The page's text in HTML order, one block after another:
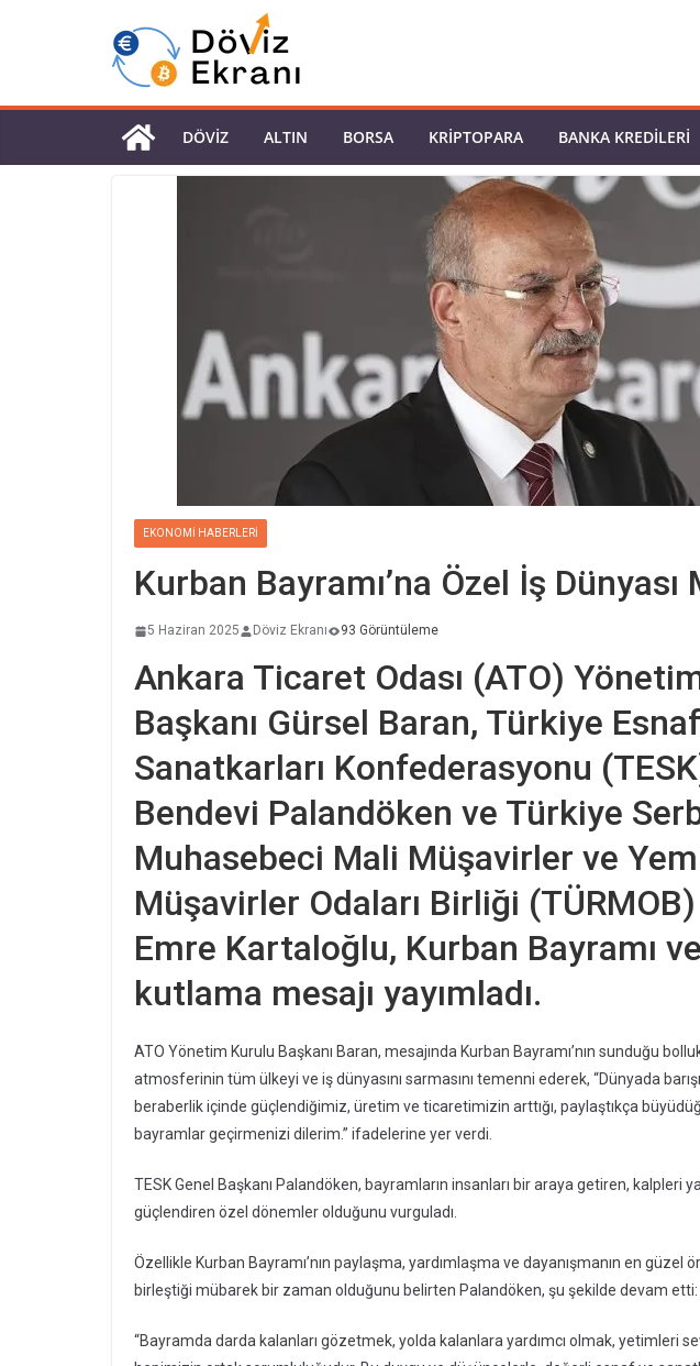
DÖVIZ ALTIN BORSA KRIPTOPARA BANKA KREDILERI
EKONOMI HABERLERI
Kurban Bayramı’na Özel İş Dünyası
5 Haziran 2025 Döviz Ekranı 93 Görüntüleme
Ankara Ticaret Odası (ATO)
Başkanı Gürsel Baran, Türkiye
Sanatkarları Konfederasyonu
Bendevi Palandöken ve Türkiye
Muhasebeci Mali Müşavirler ve
Müşavirler Odaları Birliği
Emre Kartaloğlu, Kurban Bayramı
kutlama mesajı yayımladı.
ATO Yönetim Kurulu Başkanı Baran, mesajında Kurban Bayramı’nın sunduğu
atmosferinin tüm ülkeyi ve iş dünyasını sarmasını temenni ederek, “Dünyada
beraberlik içinde güçlendiğimiz, üretim ve ticaretimizin arttığı, paylaştıkça
bayramlar geçirmenizi dilerim.” ifadelerine yer verdi.
TESK Genel Başkanı Palandöken, bayramların insanları bir araya getiren, kalpleri
güçlendiren özel dönemler olduğunu vurguladı.
Özellikle Kurban Bayramı’nın paylaşma, yardımlaşma ve dayanışmanın en güzel
birleştiği mübarek bir zaman olduğunu belirten Palandöken, şu şekilde devam etti:
“Bayramda darda kalanları gözetmek, yolda kalanlara yardımcı olmak, yetimleri